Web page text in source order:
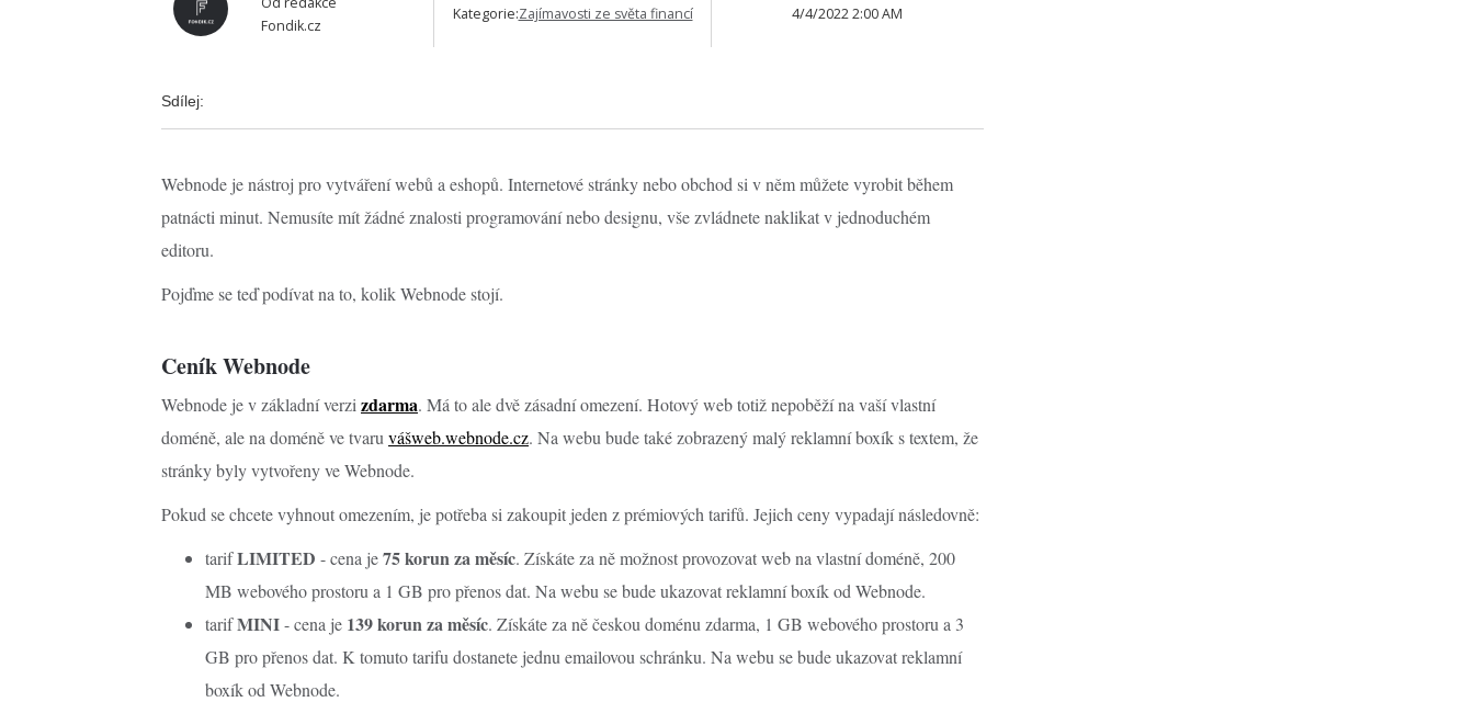
Fondik.cz
Kategorie:Zajímavosti ze světa financí 4/4/2022 2:00 AM
Sdílej:
Webnode je nástroj pro vytváření webů a eshopů. Internetové stránky nebo obchod si v něm můžete vyrobit během
patnácti minut. Nemusíte mít žádné znalosti programování nebo designu, vše zvládnete naklikat v jednoduchém
editoru.
Pojďme se teď podívat na to, kolik Webnode stojí.
Ceník Webnode
Webnode je v základní verzi zdarma. Má to ale dvě zásadní omezení. Hotový web totiž nepoběží na vaší vlastní
doméně, ale na doméně ve tvaru vášweb.webnode.cz. Na webu bude také zobrazený malý reklamní boxík s textem, že
stránky byly vytvořeny ve Webnode.
Pokud se chcete vyhnout omezením, je potřeba si zakoupit jeden z prémiových tarifů. Jejich ceny vypadají následovně:
tarifLIMITED - cena je75 korun za měsíc. Získáte za ně možnost provozovat web na vlastní doméně, 200
MB webového prostoru a 1 GB pro přenos dat. Na webu se bude ukazovat reklamní boxík od Webnode.
tarifMINI- cena je 139 korun za měsíc. Získáte za ně českou doménu zdarma, 1 GB webového prostoru a 3
GB pro přenos dat. K tomuto tarifu dostanete jednu emailovou schránku. Na webu se bude ukazovat reklamní
boxík od Webnode.